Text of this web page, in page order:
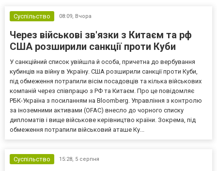
Суспільство 08:09, Вчора
Через військові зв'язки з Китаєм та рф
США розширили санкції проти Куби
У санкційний список увійшла й особа, причетна до вербування
кубинців на війну в Україну. США розширили санкції проти Куби,
під обмеження потрапили вісім посадовців та кілька військових
компаній через співпрацю з РФ та Китаєм. Про це повідомляє
РБК-Україна з посиланням на Bloomberg. Управління з контролю
за іноземними активами (OFAC) внесло до чорного списку
дипломатів і вище військове керівництво країни. Зокрема, під
обмеження потрапили військовий аташе Ку...
Суспільство 15:28, 5 серпня